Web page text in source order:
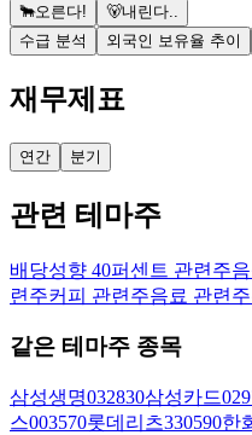
🐂오른다! 🐻내린다..
수급 분석
외국인 보유율 추이
재무제표
연간 분기
관련 테마주
배당성향 40퍼센트 관련주
련주커피 관련주음료 관련주
같은 테마주 종목
삼성생명032830삼성카드
스003570롯데리츠330590한